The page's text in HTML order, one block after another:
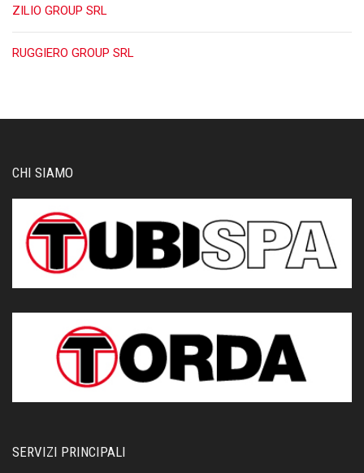
ZILIO GROUP SRL
RUGGIERO GROUP SRL
CHI SIAMO
SERVIZI PRINCIPALI